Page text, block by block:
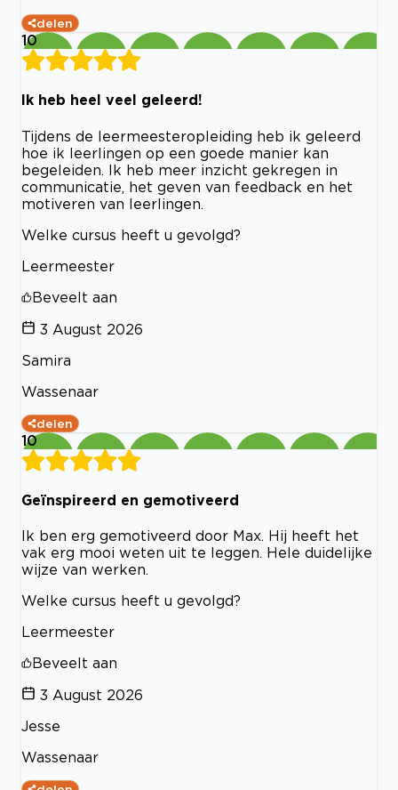
delen
10
Ik heb heel veel geleerd!
Tijdens de leermeesteropleiding heb ik geleerd
hoe ik leerlingen op een goede manier kan
begeleiden. Ik heb meer inzicht gekregen in
communicatie, het geven van feedback en het
motiveren van leerlingen.
Welke cursus heeft u gevolgd?
Leermeester
Beveelt aan
3 August 2026
Samira
Wassenaar
delen
10
Geïnspireerd en gemotiveerd
Ik ben erg gemotiveerd door Max. Hij heeft het
vak erg mooi weten uit te leggen. Hele duidelijke
wijze van werken.
Welke cursus heeft u gevolgd?
Leermeester
Beveelt aan
3 August 2026
Jesse
Wassenaar